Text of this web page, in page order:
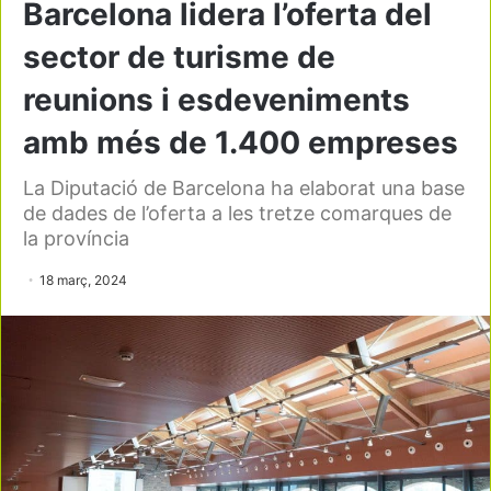
Barcelona lidera l’oferta del
sector de turisme de
reunions i esdeveniments
amb més de 1.400 empreses
La Diputació de Barcelona ha elaborat una base
de dades de l’oferta a les tretze comarques de
la província
18 març, 2024